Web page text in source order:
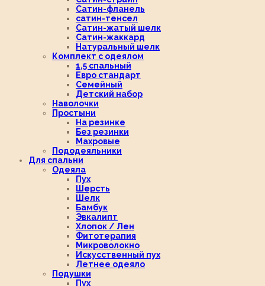
Сатин-фланель
сатин-тенсел
Сатин-жатый шелк
Сатин-жаккард
Натуральный шелк
Комплект с одеялом
1,5 спальный
Евро стандарт
Семейный
Детский набор
Наволочки
Простыни
На резинке
Без резинки
Махровые
Пододеяльники
Для спальни
Одеяла
Пух
Шерсть
Шелк
Бамбук
Эвкалипт
Хлопок / Лен
Фитотерапия
Микроволокно
Искусственный пух
Летнее одеяло
Подушки
Пух